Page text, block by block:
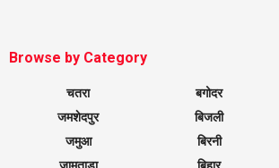
Browse by Category
चतरा
जमशेदपुर
जमुआ
बगोदर
बिजली
बिरनी